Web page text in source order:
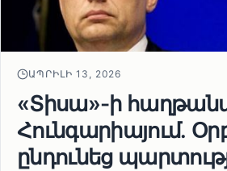
ԱՊՐԻԼԻ 13, 2026
«Տիսա»-ի
Հունգարիայում․
ընդունեց